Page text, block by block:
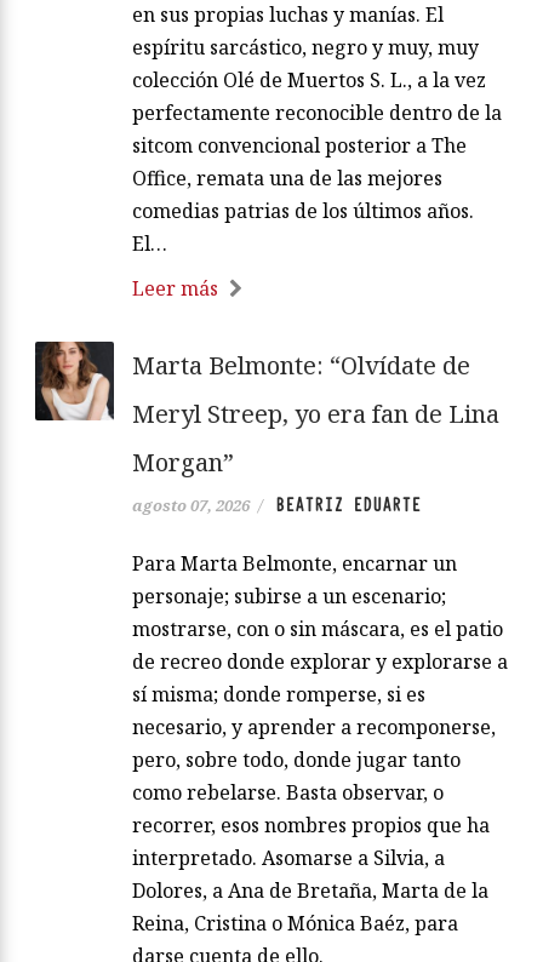
en sus propias luchas y manías. El
espíritu sarcástico, negro y muy, muy
colección Olé de Muertos S. L., a la vez
perfectamente reconocible dentro de la
sitcom convencional posterior a The
Office, remata una de las mejores
comedias patrias de los últimos años.
El…
Leer más
Marta Belmonte: “Olvídate de
Meryl Streep, yo era fan de Lina
Morgan”
agosto 07, 2026 / BEATRIZ EDUARTE
Para Marta Belmonte, encarnar un
personaje; subirse a un escenario;
mostrarse, con o sin máscara, es el patio
de recreo donde explorar y explorarse a
sí misma; donde romperse, si es
necesario, y aprender a recomponerse,
pero, sobre todo, donde jugar tanto
como rebelarse. Basta observar, o
recorrer, esos nombres propios que ha
interpretado. Asomarse a Silvia, a
Dolores, a Ana de Bretaña, Marta de la
Reina, Cristina o Mónica Baéz, para
darse cuenta de ello.